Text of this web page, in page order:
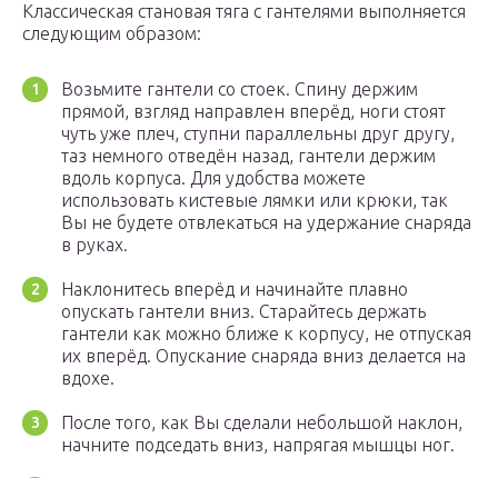
Классическая становая тяга с гантелями выполняется
следующим образом:
Возьмите гантели со стоек. Спину держим
прямой, взгляд направлен вперёд, ноги стоят
чуть уже плеч, ступни параллельны друг другу,
таз немного отведён назад, гантели держим
вдоль корпуса. Для удобства можете
использовать кистевые лямки или крюки, так
Вы не будете отвлекаться на удержание снаряда
в руках.
Наклонитесь вперёд и начинайте плавно
опускать гантели вниз. Старайтесь держать
гантели как можно ближе к корпусу, не отпуская
их вперёд. Опускание снаряда вниз делается на
вдохе.
После того, как Вы сделали небольшой наклон,
начните подседать вниз, напрягая мышцы ног.